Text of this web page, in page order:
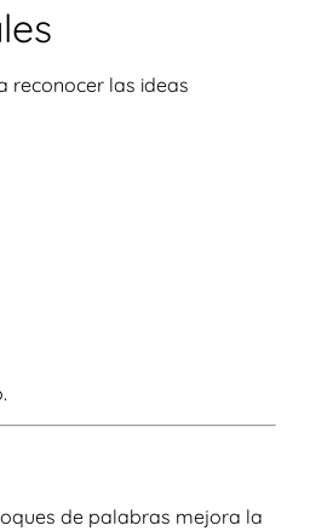
reconocer las ideas
de palabras mejora la